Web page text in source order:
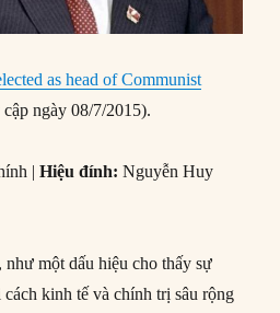
as head of Communist
ngày 08/7/2015).
|Hiệu đính: Nguyễn Huy
một dấu hiệu cho thấy sự
kinh tế và chính trị sâu rộng